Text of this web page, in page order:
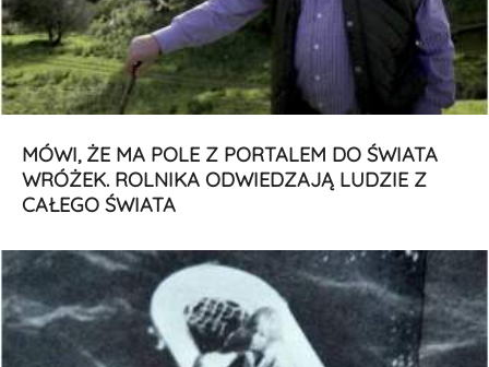
MÓWI, ŻE MA POLE Z PORTALEM DO ŚWIATA
WRÓŻEK. ROLNIKA ODWIEDZAJĄ LUDZIE Z
CAŁEGO ŚWIATA